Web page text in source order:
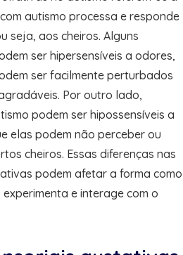
autismo processa e responde
seja, aos cheiros. Alguns
ser hipersensíveis a odores,
ser facilmente perturbados
Por outro lado,
podem ser hipossensíveis a
elas podem não perceber ou
cheiros. Essas diferenças nas
podem afetar a forma como
e interage com o